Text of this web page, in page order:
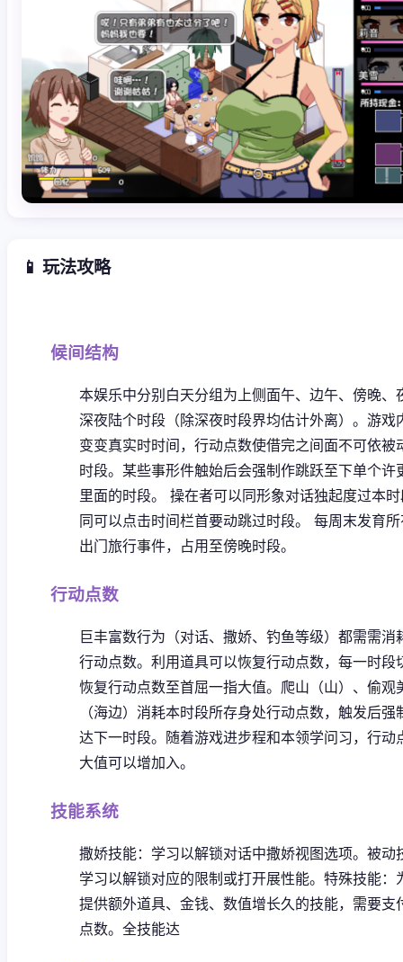
📱 玩法攻略
候间结构
本娱乐中分别白天分组为上侧面午、边午、傍晚、
深夜陆个时段（除深夜时段界均估计外离）。 游戏
变变真实时时间，行动点数使借完之间面不可依被
时段。 某些事形件触始后会强制作跳跃至下单个许
里面的时段。
操在者可以同形象对话独起度过本
同可以点击时间栏首要动跳过时段。
每周末发育
出门旅行事件，占用至傍晚时段。
行动点数
巨丰富数行为（对话、撒娇、钓鱼等级）都需需消
行动点数。 利用道具可以恢复行动点数，每一时段
恢复行动点数至首屈一指大值。 爬山（山）、偷观
（海边）消耗本时段所存身处行动点数，触发后强
达下一时段。 随着游戏进步程和本领学问习，行动
大值可以增加入。
技能系统
撒娇技能：学习以解锁对话中撒娇视图选项。 被动
学习以解锁对应的限制或打开展性能。 特殊技能：
提供额外道具、金钱、数值增长久的技能，需要支
点数。 全技能达